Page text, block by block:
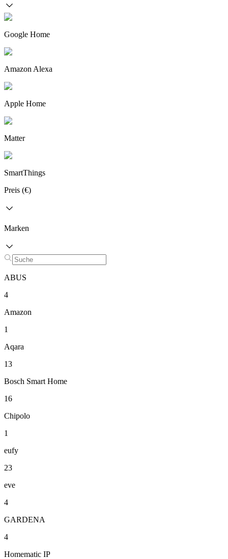
Google Home
Amazon Alexa
Apple Home
Matter
SmartThings
Preis (€)
Marken
ABUS
4
Amazon
1
Aqara
13
Bosch Smart Home
16
Chipolo
1
eufy
23
eve
4
GARDENA
4
Homematic IP